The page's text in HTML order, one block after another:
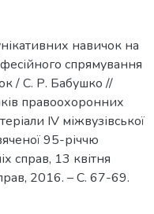
навичок на
спрямування
/ С. Р. Бабушко //
правоохоронних
IV міжвузівської
95-річчю
справ, 13 квітня
2016. – С. 67-69.